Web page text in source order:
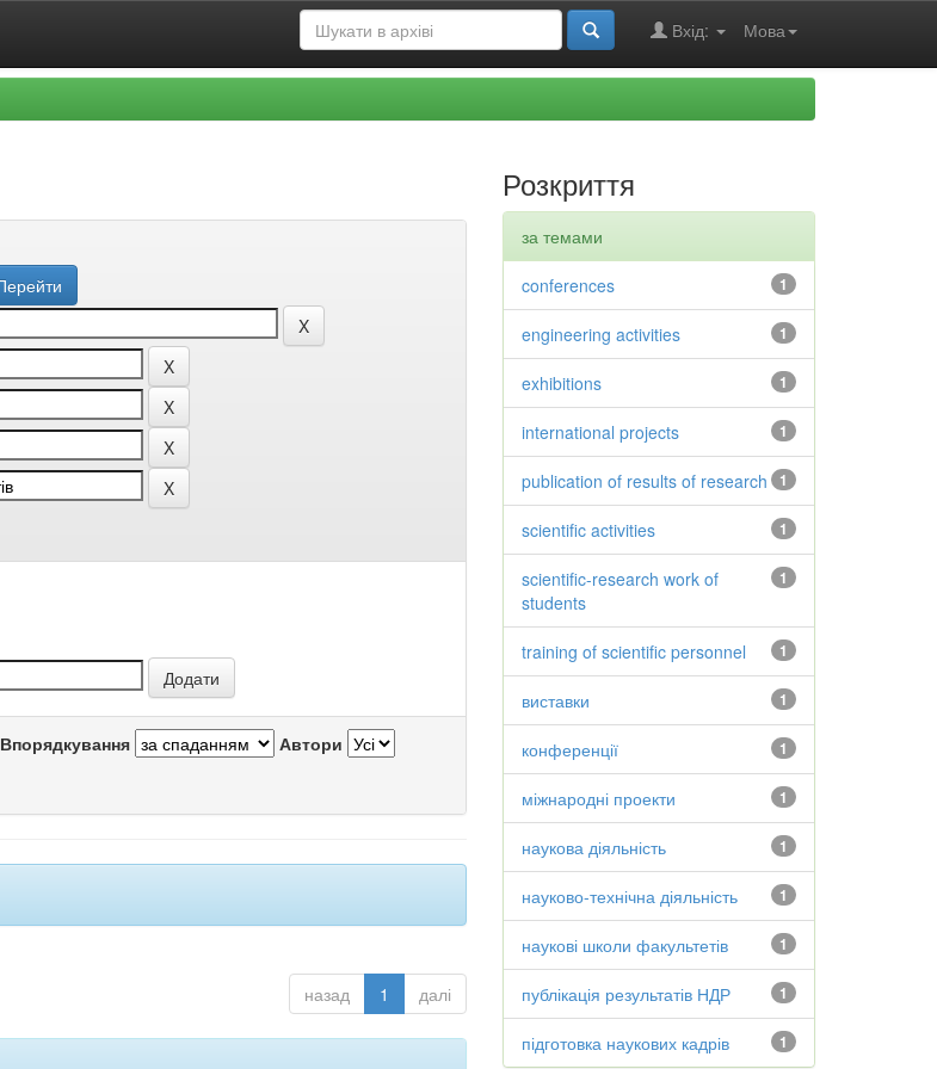
Мова
Вхід:
Впорядкування Автори
назад 1 далі
Розкриття
за темами
1
conferences
1
engineering activities
1
exhibitions
1
international projects
1
publication of results of research
1
scientific activities
1
scientific-research work of
students
1
training of scientific personnel
1
виставки
1
конференції
1
міжнародні проекти
1
наукова діяльність
1
науково-технічна діяльність
1
наукові школи факультетів
1
публікація результатів НДР
1
підготовка наукових кадрів